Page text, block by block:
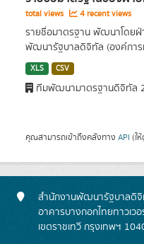
total views
4 recent views
รายชื่อมาตรฐาน พัฒนาโดย
พัฒนารัฐบาลดิจิทัล (องค์การ
XLS CSV
ทีมพัฒนามาตรฐานดิจิทัล 2
คุณสามารถเข้าถึงคลังทาง API (ใ
สำนักงานพัฒนารัฐบาลดิ
อาคารบางกอกไทยทาวเ
เขตราชเทวี กรุงเทพฯ